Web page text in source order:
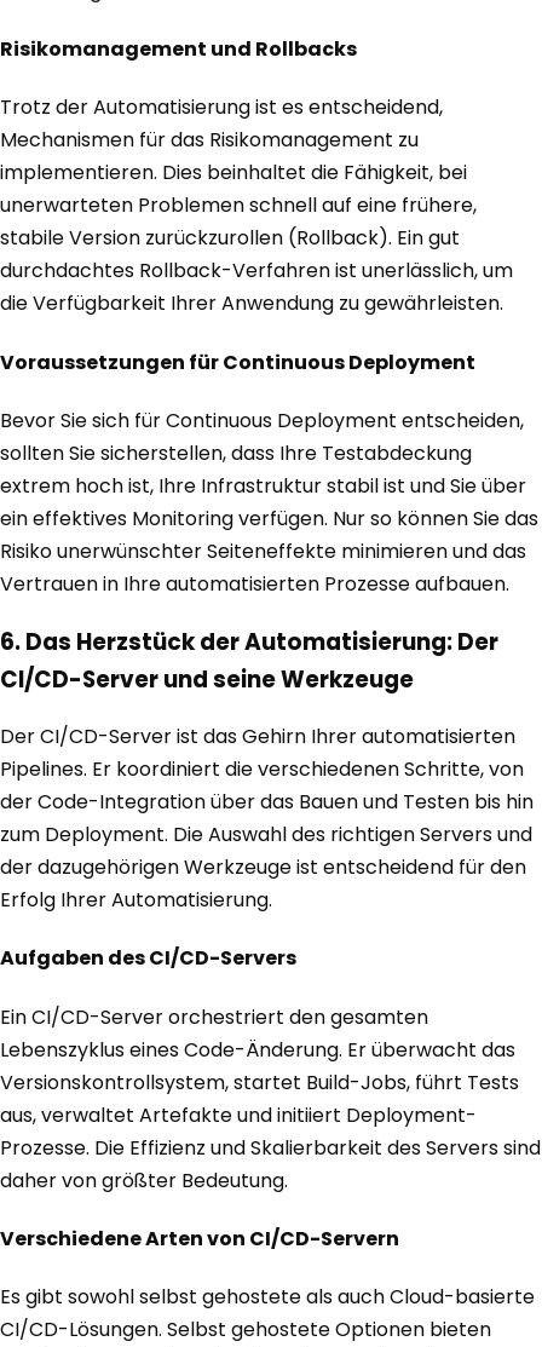
Risikomanagement und Rollbacks
Trotz der Automatisierung ist es entscheidend,
Mechanismen für das Risikomanagement zu
implementieren. Dies beinhaltet die Fähigkeit, bei
unerwarteten Problemen schnell auf eine frühere,
stabile Version zurückzurollen (Rollback). Ein gut
durchdachtes Rollback-Verfahren ist unerlässlich, um
die Verfügbarkeit Ihrer Anwendung zu gewährleisten.
Voraussetzungen für Continuous Deployment
Bevor Sie sich für Continuous Deployment entscheiden,
sollten Sie sicherstellen, dass Ihre Testabdeckung
extrem hoch ist, Ihre Infrastruktur stabil ist und Sie über
ein effektives Monitoring verfügen. Nur so können Sie das
Risiko unerwünschter Seiteneffekte minimieren und das
Vertrauen in Ihre automatisierten Prozesse aufbauen.
6. Das Herzstück der Automatisierung: Der
CI/CD-Server und seine Werkzeuge
Der CI/CD-Server ist das Gehirn Ihrer automatisierten
Pipelines. Er koordiniert die verschiedenen Schritte, von
der Code-Integration über das Bauen und Testen bis hin
zum Deployment. Die Auswahl des richtigen Servers und
der dazugehörigen Werkzeuge ist entscheidend für den
Erfolg Ihrer Automatisierung.
Aufgaben des CI/CD-Servers
Ein CI/CD-Server orchestriert den gesamten
Lebenszyklus eines Code-Änderung. Er überwacht das
Versionskontrollsystem, startet Build-Jobs, führt Tests
aus, verwaltet Artefakte und initiiert Deployment-
Prozesse. Die Effizienz und Skalierbarkeit des Servers sind
daher von größter Bedeutung.
Verschiedene Arten von CI/CD-Servern
Es gibt sowohl selbst gehostete als auch Cloud-basierte
CI/CD-Lösungen. Selbst gehostete Optionen bieten